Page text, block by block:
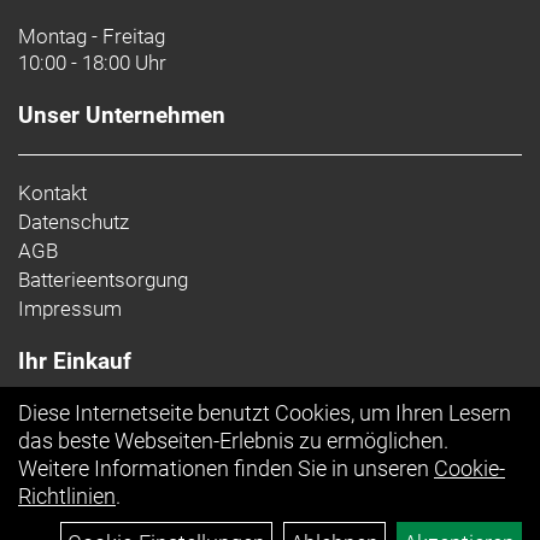
Schaltwerk hinten: Shimano Tiagra 4700, langer
Käfig, max. 34 Z. an größtem Ritzel
Kurbelsatz: Shimano Tiagra 4700, 50/34, 170 mm
Länge
Shimano RS501, BSA
Kassette: Shimano, 10fach, 11-32 Z.
Kette: Shimano Tiagra HG54, 10fach
Lenker: Bontrager Comp, Aluminium, 31,8 mm
40 cm Oberlenkerbreite, 44 cm Unterlenkerbreite //
Bontrager Comp VR-S, Aluminium, 31,8 mm, 81 mm
Reach, 11
Lenkervorbau: Bontrager Elite, 31,8 mm
Montag - Freitag
10:00 - 18:00 Uhr
Unser Unternehmen
Kontakt
Datenschutz
AGB
Batterieentsorgung
Impressum
Ihr Einkauf
Top Artikel
Diese Internetseite benutzt Cookies, um Ihren Lesern
das beste Webseiten-Erlebnis zu ermöglichen.
Weitere Informationen finden Sie in unseren Cookie-
Richtlinien.